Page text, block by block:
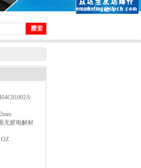
无胶电解材